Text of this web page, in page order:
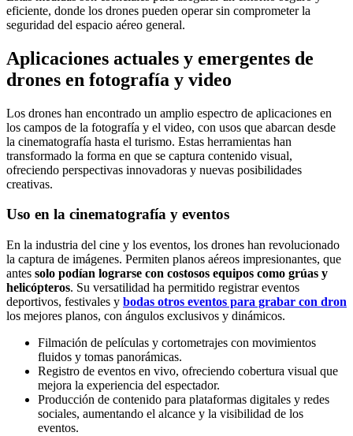
eficiente, donde los drones pueden operar sin comprometer la
seguridad del espacio aéreo general.
Aplicaciones actuales y emergentes de
drones en fotografía y video
Los drones han encontrado un amplio espectro de aplicaciones en
los campos de la fotografía y el video, con usos que abarcan desde
la cinematografía hasta el turismo. Estas herramientas han
transformado la forma en que se captura contenido visual,
ofreciendo perspectivas innovadoras y nuevas posibilidades
creativas.
Uso en la cinematografía y eventos
En la industria del cine y los eventos, los drones han revolucionado
la captura de imágenes. Permiten planos aéreos impresionantes, que
antes solo podían lograrse con costosos equipos como grúas y
helicópteros. Su versatilidad ha permitido registrar eventos
deportivos, festivales y bodas otros eventos para grabar con dron
los mejores planos, con ángulos exclusivos y dinámicos.
Filmación de películas y cortometrajes con movimientos
fluidos y tomas panorámicas.
Registro de eventos en vivo, ofreciendo cobertura visual que
mejora la experiencia del espectador.
Producción de contenido para plataformas digitales y redes
sociales, aumentando el alcance y la visibilidad de los
eventos.